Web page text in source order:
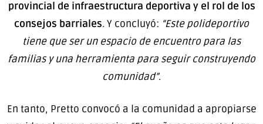
provincial de infraestructura deportiva y el rol de los
consejos barriales. Y concluyó: “Este polideportivo
tiene que ser un espacio de encuentro para las
familias y una herramienta para seguir construyendo
comunidad”.
En tanto, Pretto convocó a la comunidad a apropiarse